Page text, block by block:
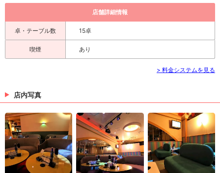
店舗詳細情報
卓・テーブル数 15卓
喫煙 あり
> 料金システムを見る
店内写真